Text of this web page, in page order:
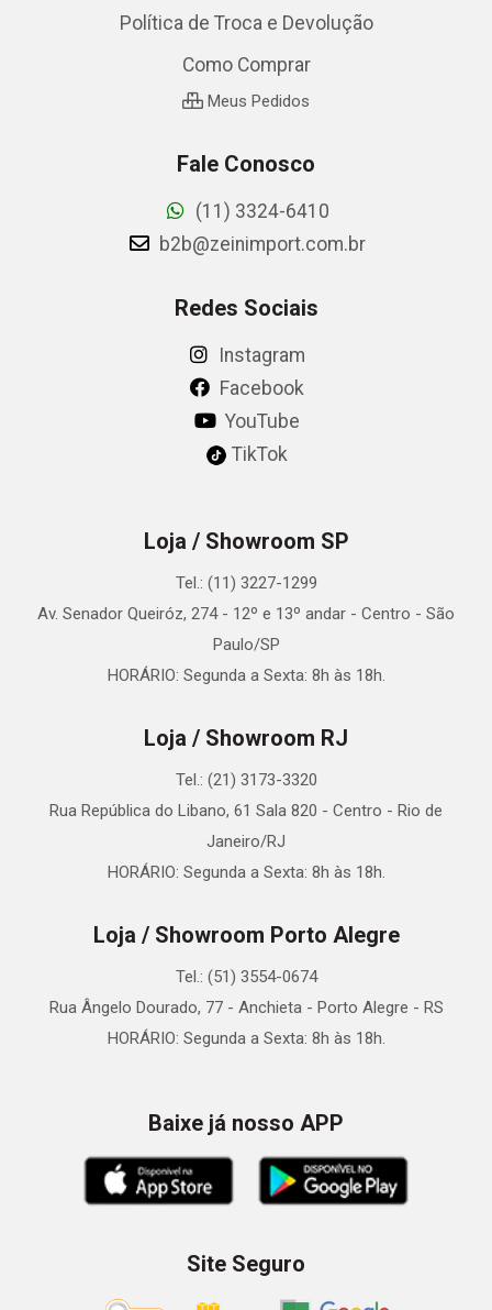
Política de Troca e Devolução
Como Comprar
Meus Pedidos
Fale Conosco
(11) 3324-6410
b2b@zeinimport.com.br
Redes Sociais
Instagram
Facebook
YouTube
TikTok
Loja / Showroom SP
Tel.: (11) 3227-1299
Av. Senador Queiróz, 274 - 12º e 13º andar - Centro - São
Paulo/SP
HORÁRIO: Segunda a Sexta: 8h às 18h.
Loja / Showroom RJ
Tel.: (21) 3173-3320
Rua República do Libano, 61 Sala 820 - Centro - Rio de
Janeiro/RJ
HORÁRIO: Segunda a Sexta: 8h às 18h.
Loja / Showroom Porto Alegre
Tel.: (51) 3554-0674
Rua Ângelo Dourado, 77 - Anchieta - Porto Alegre - RS
HORÁRIO: Segunda a Sexta: 8h às 18h.
Baixe já nosso APP
Site Seguro